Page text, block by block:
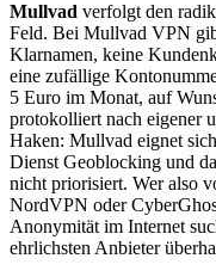
Mullvad verfolgt den
Feld. Bei Mullvad VPN
Klarnamen, keine
eine zufällige
5 Euro im Monat, auf
protokolliert nach eigener
Haken: Mullvad eignet
Dienst Geoblocking und
nicht priorisiert. Wer also
NordVPN oder
Anonymität im Internet
ehrlichsten Anbieter